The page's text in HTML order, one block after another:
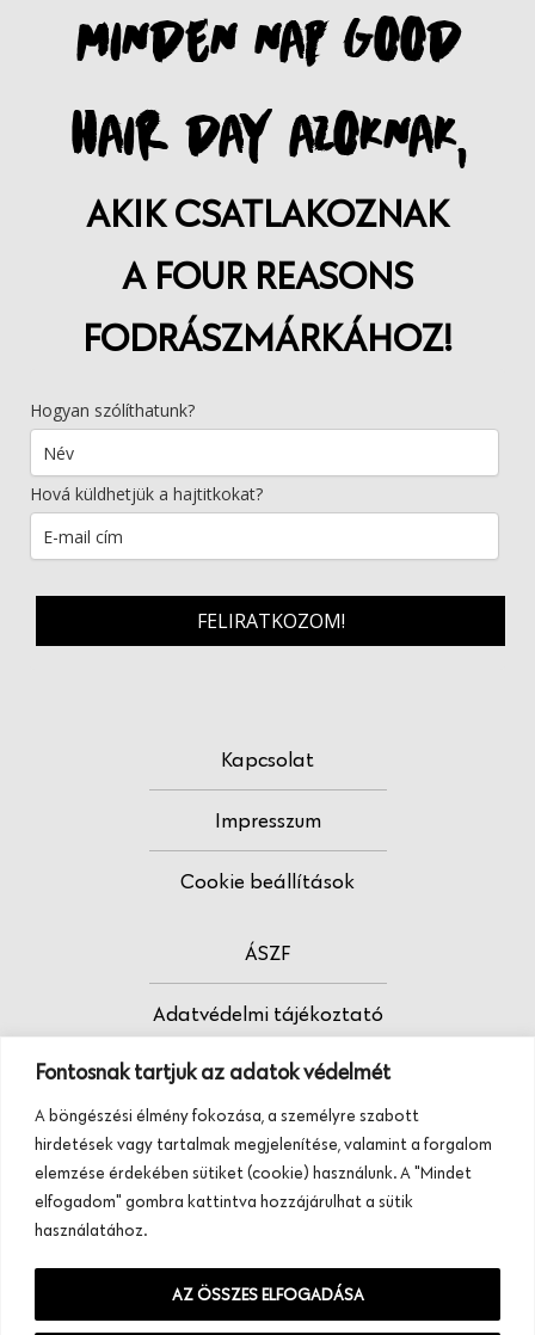
Fontosnak tartjuk az adatok védelmét
A böngészési élmény fokozása, a személyre szabott
hirdetések vagy tartalmak megjelenítése, valamint a forgalom
elemzése érdekében sütiket (cookie) használunk. A "Mindet
elfogadom" gombra kattintva hozzájárulhat a sütik
használatához.
AZ ÖSSZES ELFOGADÁSA
MINDEN NAP GOOD
HAIR DAY AZOKNAK,
AKIK CSATLAKOZNAK
A FOUR REASONS
FODRÁSZMÁRKÁHOZ!
Hogyan szólíthatunk?
Hová küldhetjük a hajtitkokat?
FELIRATKOZOM!
Kapcsolat
Impresszum
Cookie beállítások
ÁSZF
Adatvédelmi tájékoztató
Fodrász vagy?
Tudj meg többet termékeinkről, szolgáltatásainkról.
Hívj minket, vagy üzenj nekünk ezen a
telefonszámon:
+36 20 945 84 74